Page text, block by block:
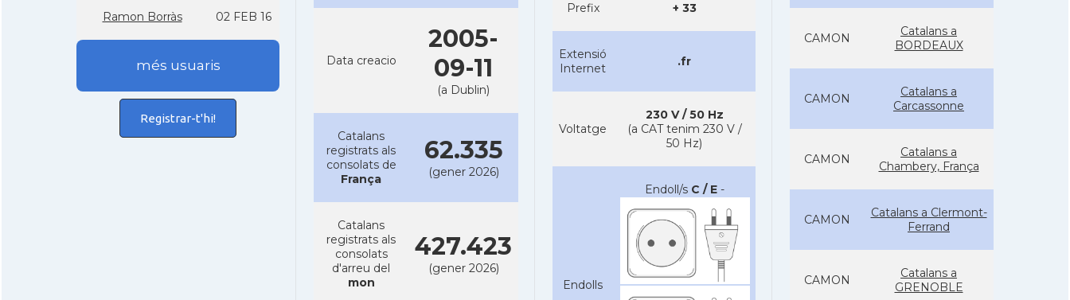
Ramon Borràs 02 FEB 16
més usuaris
Registrar-t'hi!
Data creacio
2005-
09-11
(a Dublin)
Catalans
registrats als
consolats de
França
62.335
(gener 2026)
Catalans
registrats als
consolats
d'arreu del
mon
427.423
(gener 2026)
Prefix + 33
Extensió
Internet
.fr
Voltatge
230 V / 50 Hz
(a CAT tenim 230 V /
50 Hz)
Endolls
Endoll/s C / E-
CAMON
Catalans a
BORDEAUX
CAMON
Catalans a
Carcassonne
CAMON
Catalans a
Chambery, França
CAMON
Catalans a Clermont-
Ferrand
CAMON
Catalans a
GRENOBLE